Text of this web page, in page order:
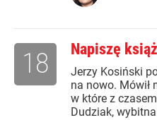
Napiszę
Jerzy Kosiński
na nowo. Mówił
w które z
Dudziak,
18